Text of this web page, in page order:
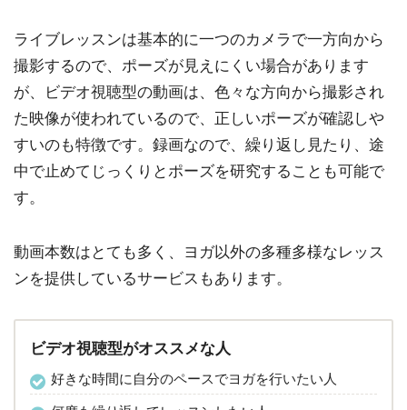
ライブレッスンは基本的に一つのカメラで一方向から
撮影するので、ポーズが見えにくい場合があります
が、ビデオ視聴型の動画は、色々な方向から撮影され
た映像が使われているので、正しいポーズが確認しや
すいのも特徴です。録画なので、繰り返し見たり、途
中で止めてじっくりとポーズを研究することも可能で
す。
動画本数はとても多く、ヨガ以外の多種多様なレッス
ンを提供しているサービスもあります。
ビデオ視聴型がオススメな人
好きな時間に自分のペースでヨガを行いたい人